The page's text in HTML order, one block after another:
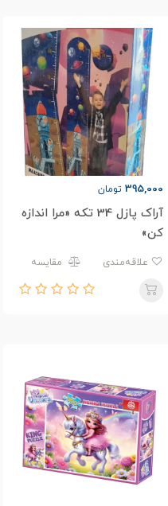
395,000 تومان
آراک پازل 34 تکه «مرا اندازه
کن»
مقایسه